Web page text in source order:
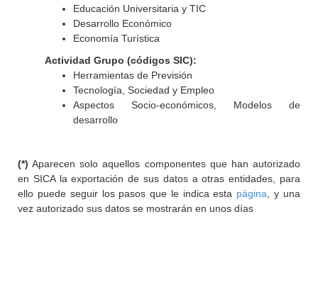
Educación Universitaria y TIC
Desarrollo Económico
Economía Turística
Actividad Grupo (códigos SIC):
Herramientas de Previsión
Tecnología, Sociedad y Empleo
Aspectos Socio-económicos, Modelos de
desarrollo
(*) Aparecen solo aquellos componentes que han autorizado
en SICA la exportación de sus datos a otras entidades, para
ello puede seguir los pasos que le indica esta página , y una
vez autorizado sus datos se mostrarán en unos días